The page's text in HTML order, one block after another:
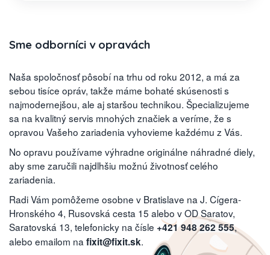
Sme odborníci v opravách
Naša spoločnosť pôsobí na trhu od roku 2012, a má za
sebou tisíce opráv, takže máme bohaté skúsenosti s
najmodernejšou, ale aj staršou technikou. Špecializujeme
sa na kvalitný servis mnohých značiek a veríme, že s
opravou Vašeho zariadenia vyhovieme každému z Vás.
No opravu používame výhradne originálne náhradné diely,
aby sme zaručili najdlhšiu možnú životnosť celého
zariadenia.
Radi Vám pomôžeme osobne v Bratislave na J. Cígera-
Hronského 4, Rusovská cesta 15 alebo v OD Saratov,
Saratovská 13, telefonicky na čísle +421 948 262 555,
alebo emailom na fixit@fixit.sk.